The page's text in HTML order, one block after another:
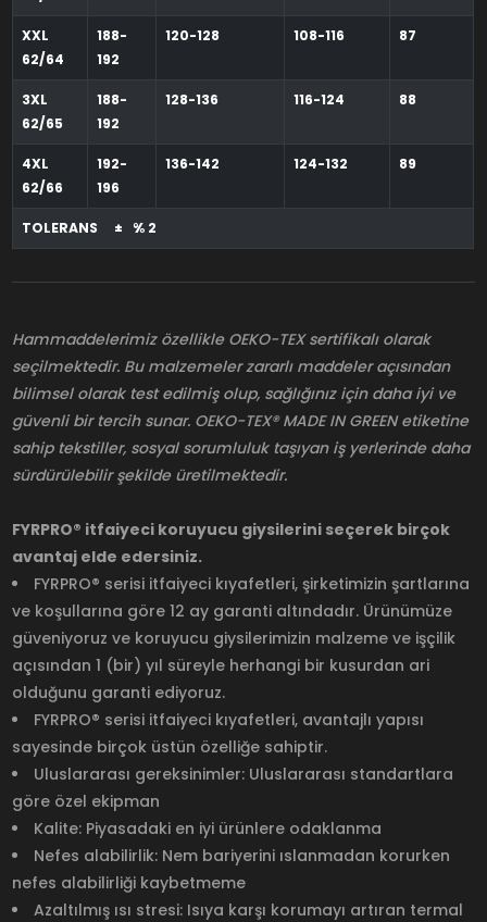
XXL
62/64
188-
192
120-128 108-116 87
3XL
62/65
188-
192
128-136 116-124 88
4XL
62/66
192-
196
136-142 124-132 89
TOLERANS ± % 2
Hammaddelerimiz özellikle OEKO-TEX sertifikalı olarak
seçilmektedir. Bu malzemeler zararlı maddeler açısından
bilimsel olarak test edilmiş olup, sağlığınız için daha iyi ve
güvenli bir tercih sunar. OEKO-TEX® MADE IN GREEN etiketine
sahip tekstiller, sosyal sorumluluk taşıyan iş yerlerinde daha
sürdürülebilir şekilde üretilmektedir.
FYRPRO® itfaiyeci koruyucu giysilerini seçerek birçok
avantaj elde edersiniz.
FYRPRO® serisi itfaiyeci kıyafetleri, şirketimizin şartlarına
ve koşullarına göre 12 ay garanti altındadır. Ürünümüze
güveniyoruz ve koruyucu giysilerimizin malzeme ve işçilik
açısından 1 (bir) yıl süreyle herhangi bir kusurdan ari
olduğunu garanti ediyoruz.
FYRPRO® serisi itfaiyeci kıyafetleri, avantajlı yapısı
sayesinde birçok üstün özelliğe sahiptir.
Uluslararası gereksinimler: Uluslararası standartlara
göre özel ekipman
Kalite: Piyasadaki en iyi ürünlere odaklanma
Nefes alabilirlik: Nem bariyerini ıslanmadan korurken
nefes alabilirliği kaybetmeme
Azaltılmış ısı stresi: Isıya karşı korumayı artıran termal